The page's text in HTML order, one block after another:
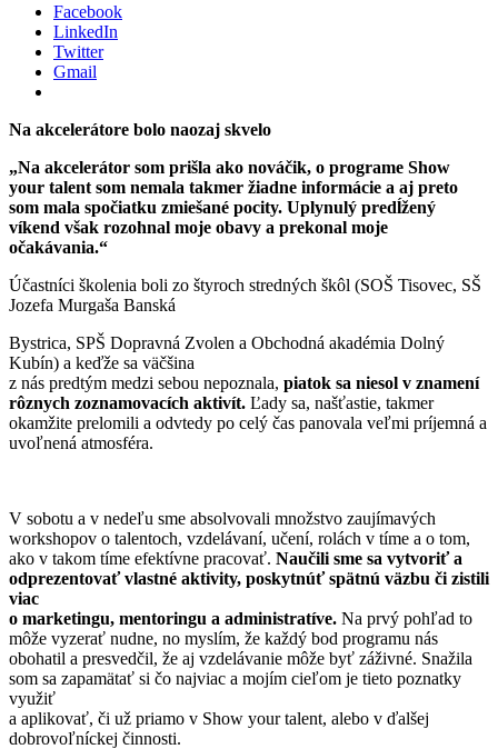
Facebook
LinkedIn
Twitter
Gmail
Na akcelerátore bolo naozaj skvelo
„Na akcelerátor som prišla ako nováčik, o programe Show
your talent som nemala takmer žiadne informácie a aj preto
som mala spočiatku zmiešané pocity. Uplynulý predĺžený
víkend však rozohnal moje obavy a prekonal moje
očakávania.“
Účastníci školenia boli zo štyroch stredných škôl (SOŠ Tisovec, SŠ
Jozefa Murgaša Banská
Bystrica, SPŠ Dopravná Zvolen a Obchodná akadémia Dolný
Kubín) a keďže sa väčšina
z nás predtým medzi sebou nepoznala, piatok sa niesol v znamení
rôznych zoznamovacích aktivít. Ľady sa, našťastie, takmer
okamžite prelomili a odvtedy po celý čas panovala veľmi príjemná a
uvoľnená atmosféra.
V sobotu a v nedeľu sme absolvovali množstvo zaujímavých
workshopov o talentoch, vzdelávaní, učení, rolách v tíme a o tom,
ako v takom tíme efektívne pracovať. Naučili sme sa vytvoriť a
odprezentovať vlastné aktivity, poskytnúť spätnú väzbu či zistili
viac
o marketingu, mentoringu a administratíve. Na prvý pohľad to
môže vyzerať nudne, no myslím, že každý bod programu nás
obohatil a presvedčil, že aj vzdelávanie môže byť záživné. Snažila
som sa zapamätať si čo najviac a mojím cieľom je tieto poznatky
využiť
a aplikovať, či už priamo v Show your talent, alebo v ďalšej
dobrovoľníckej činnosti.